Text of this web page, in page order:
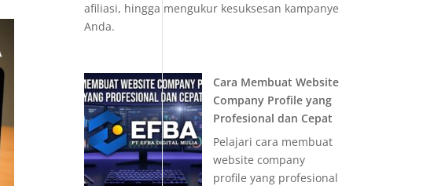
afiliasi, hingga mengukur kesuksesan kampanye
Anda.
Cara Membuat Website
Company Profile yang
Profesional dan Cepat
Pelajari cara membuat
website company
profile yang profesional